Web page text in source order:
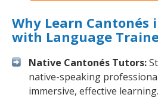
Why Learn Cantonés
with Language
Native Cantonés Tutors:
native-speaking
immersive, effective learning.